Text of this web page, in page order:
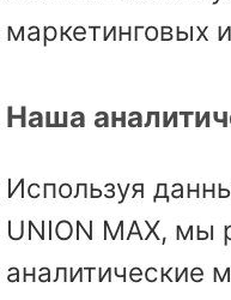
маркетинговых
Наша
Используя
UNION MAX, мы
аналитические